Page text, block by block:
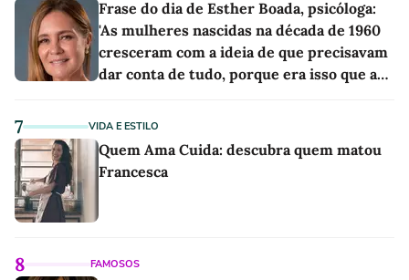
Frase do dia de Esther Boada, psicóloga:
'As mulheres nascidas na década de 1960
cresceram com a ideia de que precisavam
dar conta de tudo, porque era isso que a
7 VIDA E ESTILO
Quem Ama Cuida: descubra quem matou
Francesca
8 FAMOSOS